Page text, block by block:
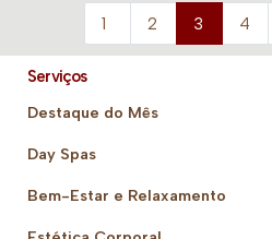
1 2 3 4
Serviços
Destaque do Mês
Day Spas
Bem-Estar e Relaxamento